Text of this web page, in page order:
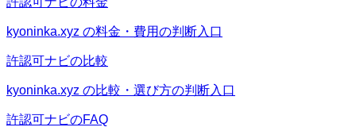
kyoninka.xyz の料金・費用の判断入口
許認可ナビの比較
kyoninka.xyz の比較・選び方の判断入口
許認可ナビのFAQ